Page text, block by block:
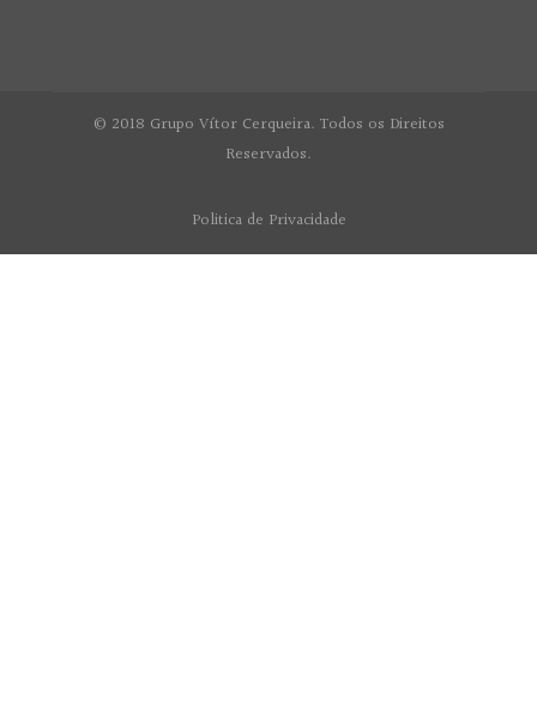
© 2018 Grupo Vítor Cerqueira. Todos os Direitos
Reservados.
Politica de Privacidade